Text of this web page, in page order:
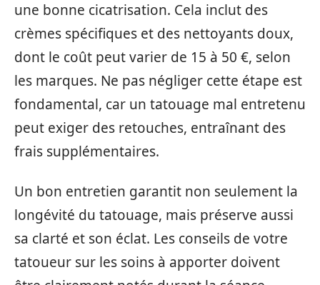
une bonne cicatrisation. Cela inclut des
crèmes spécifiques et des nettoyants doux,
dont le coût peut varier de 15 à 50 €, selon
les marques. Ne pas négliger cette étape est
fondamental, car un tatouage mal entretenu
peut exiger des retouches, entraînant des
frais supplémentaires.
Un bon entretien garantit non seulement la
longévité du tatouage, mais préserve aussi
sa clarté et son éclat. Les conseils de votre
tatoueur sur les soins à apporter doivent